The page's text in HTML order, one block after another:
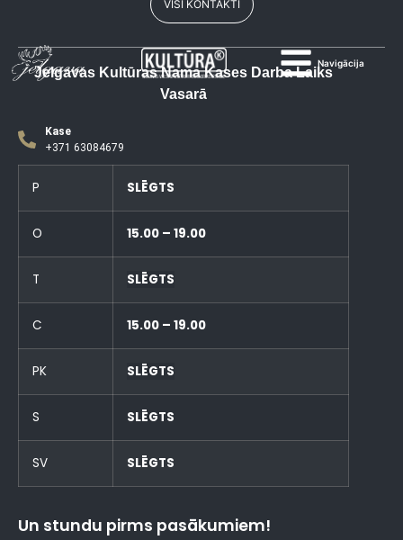
Navigācija
VISI KONTAKTI
Jelgavas Kultūras Nama Kases Darba Laiks
Vasarā
Kase
+371 63084679
P SLĒGTS
O 15.00 – 19.00
T SLĒGTS
C 15.00 – 19.00
PK SLĒGTS
S SLĒGTS
SV SLĒGTS
Un stundu pirms pasākumiem!